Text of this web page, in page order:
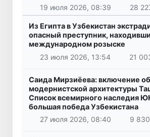
19 июля 2026, 08:39 28
Из Египта в Узбекистан
опасный преступник,
международном розыске
23 июля 2026, 13:54
21
Саида Мирзиёева: включение
модернистской архитектуры
Список всемирного наследия
большая победа Узбекистана
27 июля 2026, 08:40
9 830